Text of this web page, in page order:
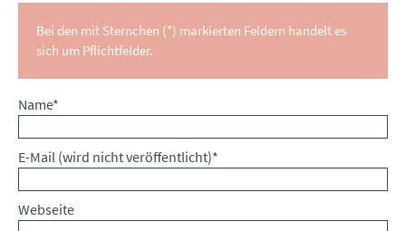
Bei den mit Sternchen (*) markierten Feldern handelt es
sich um Pflichtfelder.
Pflichtfeld
Name*
Pflichtfeld
E-Mail (wird nicht veröffentlicht)*
Webseite